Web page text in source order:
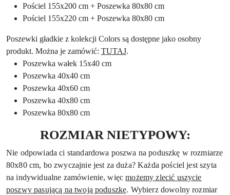
Pościel 155x200 cm + Poszewka 80x80 cm
Pościel 155x220 cm + Poszewka 80x80 cm
Poszewki gładkie z kolekcji Colors są dostępne jako osobny
produkt. Można je zamówić: TUTAJ.
Poszewka wałek 15x40 cm
Poszewka 40x40 cm
Poszewka 40x60 cm
Poszewka 40x80 cm
Poszewka 80x80 cm
ROZMIAR NIETYPOWY:
Nie odpowiada ci standardowa poszwa na poduszkę w rozmiarze
80x80 cm, bo zwyczajnie jest za duża? Każda pościel jest szyta
na indywidualne zamówienie, więcmożemy zlecić uszycie
poszwy pasującą na twoją poduszkę. Wybierz dowolny rozmiar